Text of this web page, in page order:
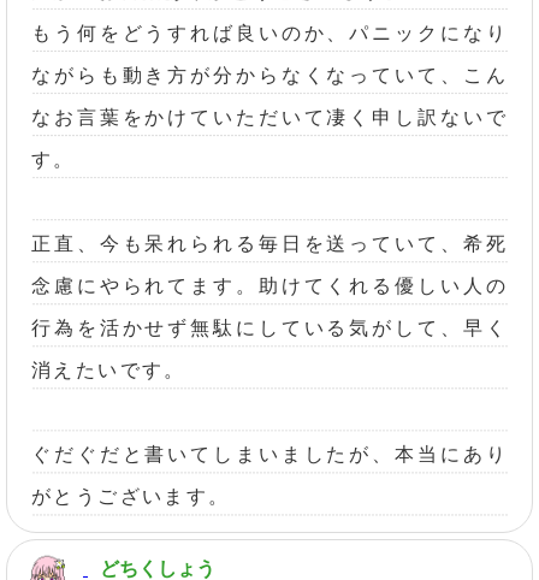
もう何をどうすれば良いのか、パニックになり
ながらも動き方が分からなくなっていて、こん
なお言葉をかけていただいて凄く申し訳ないで
す。
正直、今も呆れられる毎日を送っていて、希死
念慮にやられてます。助けてくれる優しい人の
行為を活かせず無駄にしている気がして、早く
消えたいです。
ぐだぐだと書いてしまいましたが、本当にあり
がとうございます。
どちくしょう